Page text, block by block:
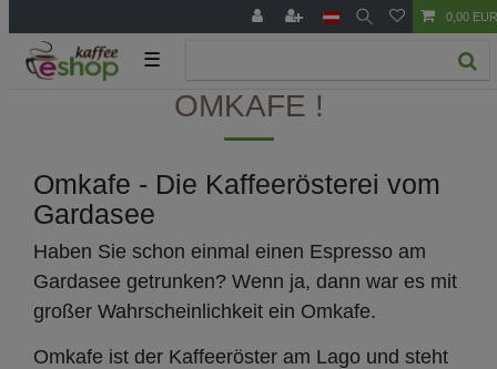
0,00 EUR
☰
OMKAFE !
Omkafe - Die Kaffeerösterei vom
Gardasee
Haben Sie schon einmal einen Espresso am
Gardasee getrunken? Wenn ja, dann war es mit
großer Wahrscheinlichkeit ein Omkafe.
Omkafe ist der Kaffeeröster am Lago und steht